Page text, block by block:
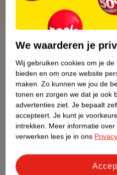
Over dit product
Productinformatie
Nature Impact Score
Dit product
Impact
Meer
Bestel &
We waarderen je
Wij gebruiken cookies om je
bieden en om onze website
maken. Zo kunnen we jou de
tonen en zorgen we dat je ook
advertenties ziet. Je bepaalt
accepteert. Je kunt je
intrekken. Meer informatie
verwerken lees je in ons